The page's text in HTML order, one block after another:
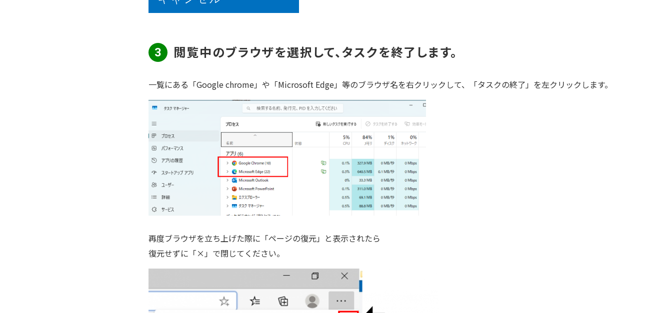
3 閲覧中のブラウザを選択して、タスクを終了します。
一覧にある「Google chrome」や「Microsoft Edge」等のブラウザ名を右クリックして、「タスクの終了」を左クリックします。
再度ブラウザを立ち上げた際に「ページの復元」と表示されたら
復元せずに「×」で閉じてください。